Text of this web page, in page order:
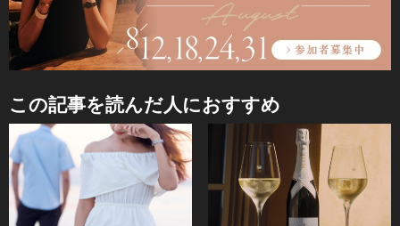
この記事を読んだ人におすすめ